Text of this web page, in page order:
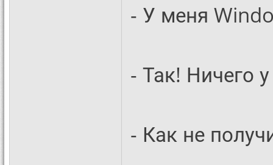
- У меня
- Так! Ничего
- Как не